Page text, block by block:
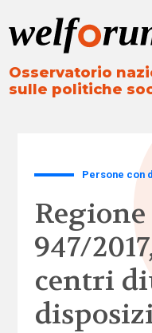
Osservatorio
sulle politiche
Persone con
Regione
947/
centri